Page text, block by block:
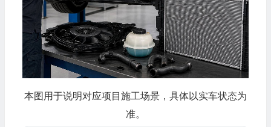
本图用于说明对应项目施工场景，具体以实车状态为
准。